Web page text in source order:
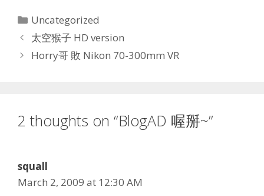
Categories
Uncategorized
太空猴子 HD version
Horry哥 敗 Nikon 70-300mm VR
2 thoughts on “BlogAD 喔掰~”
squall
March 2, 2009 at 12:30 AM